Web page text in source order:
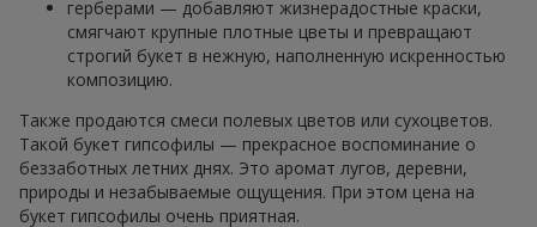
герберами — добавляют жизнерадостные краски,
смягчают крупные плотные цветы и превращают
строгий букет в нежную, наполненную искренностью
композицию.
Также продаются смеси полевых цветов или сухоцветов.
Такой букет гипсофилы — прекрасное воспоминание о
беззаботных летних днях. Это аромат лугов, деревни,
природы и незабываемые ощущения. При этом цена на
букет гипсофилы очень приятная.